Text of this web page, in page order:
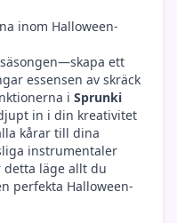
inom Halloween-
ett
essensen av skräck
i Sprunki
in i din kreativitet
kårar till dina
instrumentaler
detta läge allt du
perfekta Halloween-